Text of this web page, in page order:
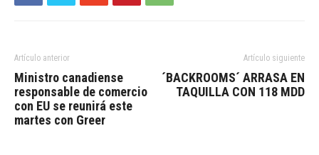
Artículo anterior
Ministro canadiense
responsable de comercio
con EU se reunirá este
martes con Greer
Artículo siguiente
´BACKROOMS´ ARRASA EN
TAQUILLA CON 118 MDD